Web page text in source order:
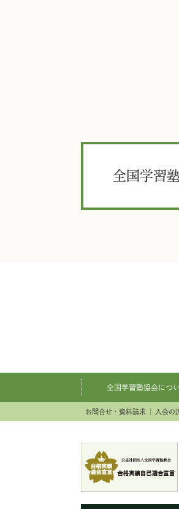
全国学習
全国学習塾協会につ
お問合せ・資料請求 入会の